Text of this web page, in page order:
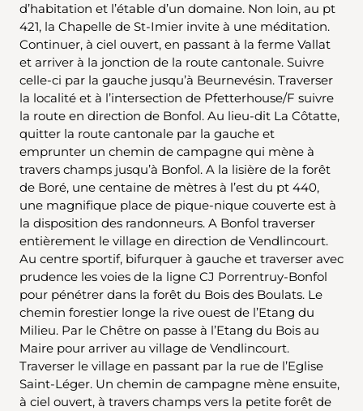
d’habitation et l’étable d’un domaine. Non loin, au pt
421, la Chapelle de St-Imier invite à une méditation.
Continuer, à ciel ouvert, en passant à la ferme Vallat
et arriver à la jonction de la route cantonale. Suivre
celle-ci par la gauche jusqu’à Beurnevésin. Traverser
la localité et à l’intersection de Pfetterhouse/F suivre
la route en direction de Bonfol. Au lieu-dit La Côtatte,
quitter la route cantonale par la gauche et
emprunter un chemin de campagne qui mène à
travers champs jusqu’à Bonfol. A la lisière de la forêt
de Boré, une centaine de mètres à l’est du pt 440,
une magnifique place de pique-nique couverte est à
la disposition des randonneurs. A Bonfol traverser
entièrement le village en direction de Vendlincourt.
Au centre sportif, bifurquer à gauche et traverser avec
prudence les voies de la ligne CJ Porrentruy-Bonfol
pour pénétrer dans la forêt du Bois des Boulats. Le
chemin forestier longe la rive ouest de l’Etang du
Milieu. Par le Chêtre on passe à l’Etang du Bois au
Maire pour arriver au village de Vendlincourt.
Traverser le village en passant par la rue de l’Eglise
Saint-Léger. Un chemin de campagne mène ensuite,
à ciel ouvert, à travers champs vers la petite forêt de